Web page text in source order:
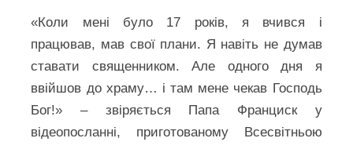
«Коли мені було 17 років, я вчився і
працював, мав свої плани. Я навіть не думав
ставати священником. Але одного дня я
ввійшов до храму… і там мене чекав Господь
Бог!» – звіряється Папа Франциск у
відеопосланні, приготованому Всесвітньою